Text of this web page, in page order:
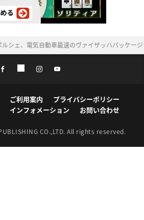
ルシェ、電気自動車最速のヴァイザッハパッケー
ご利用案内
プライバシーポリシー
インフォメーション お問い合わせ
CO.,LTD. All rights reserved.